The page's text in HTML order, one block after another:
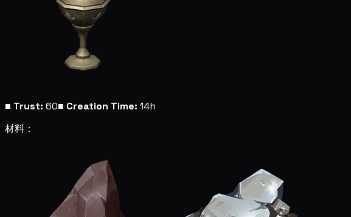
■ Trust: 60■ Creation Time: 14h
材料：